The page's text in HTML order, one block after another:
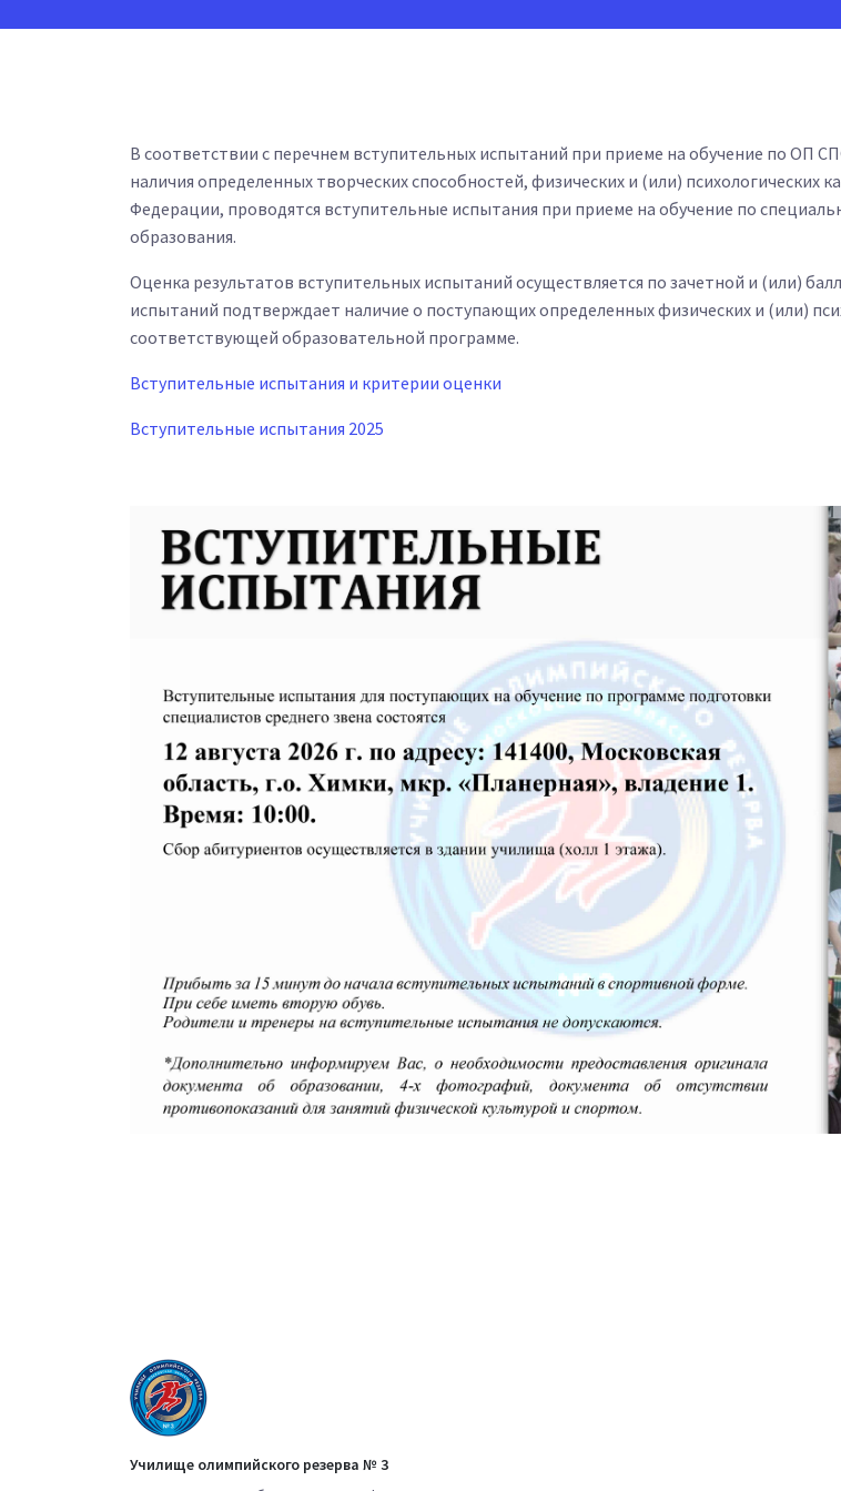
В соответствии с перечнем вступительных испытаний при приеме на обучение по ОП
наличия определенных творческих способностей, физических и (или)
Федерации, проводятся вступительные испытания при приеме на обучение по
образования.
Оценка результатов вступительных испытаний осуществляется по зачетной и (или)
испытаний подтверждает наличие о поступающих определенных физических и (или)
соответствующей образовательной программе.
Вступительные испытания и критерии оценки
Вступительные испытания 2025
Училище олимпийского резерва № 3